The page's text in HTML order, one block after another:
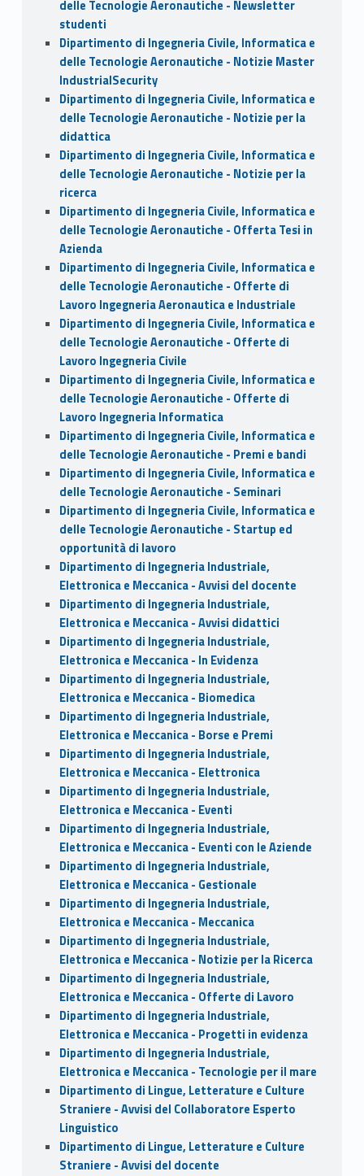
delle Tecnologie Aeronautiche - Newsletter
studenti
Dipartimento di Ingegneria Civile, Informatica e
delle Tecnologie Aeronautiche - Notizie Master
IndustrialSecurity
Dipartimento di Ingegneria Civile, Informatica e
delle Tecnologie Aeronautiche - Notizie per la
didattica
Dipartimento di Ingegneria Civile, Informatica e
delle Tecnologie Aeronautiche - Notizie per la
ricerca
Dipartimento di Ingegneria Civile, Informatica e
delle Tecnologie Aeronautiche - Offerta Tesi in
Azienda
Dipartimento di Ingegneria Civile, Informatica e
delle Tecnologie Aeronautiche - Offerte di
Lavoro Ingegneria Aeronautica e Industriale
Dipartimento di Ingegneria Civile, Informatica e
delle Tecnologie Aeronautiche - Offerte di
Lavoro Ingegneria Civile
Dipartimento di Ingegneria Civile, Informatica e
delle Tecnologie Aeronautiche - Offerte di
Lavoro Ingegneria Informatica
Dipartimento di Ingegneria Civile, Informatica e
delle Tecnologie Aeronautiche - Premi e bandi
Dipartimento di Ingegneria Civile, Informatica e
delle Tecnologie Aeronautiche - Seminari
Dipartimento di Ingegneria Civile, Informatica e
delle Tecnologie Aeronautiche - Startup ed
opportunità di lavoro
Dipartimento di Ingegneria Industriale,
Elettronica e Meccanica - Avvisi del docente
Dipartimento di Ingegneria Industriale,
Elettronica e Meccanica - Avvisi didattici
Dipartimento di Ingegneria Industriale,
Elettronica e Meccanica - In Evidenza
Dipartimento di Ingegneria Industriale,
Elettronica e Meccanica - Biomedica
Dipartimento di Ingegneria Industriale,
Elettronica e Meccanica - Borse e Premi
Dipartimento di Ingegneria Industriale,
Elettronica e Meccanica - Elettronica
Dipartimento di Ingegneria Industriale,
Elettronica e Meccanica - Eventi
Dipartimento di Ingegneria Industriale,
Elettronica e Meccanica - Eventi con le Aziende
Dipartimento di Ingegneria Industriale,
Elettronica e Meccanica - Gestionale
Dipartimento di Ingegneria Industriale,
Elettronica e Meccanica - Meccanica
Dipartimento di Ingegneria Industriale,
Elettronica e Meccanica - Notizie per la Ricerca
Dipartimento di Ingegneria Industriale,
Elettronica e Meccanica - Offerte di Lavoro
Dipartimento di Ingegneria Industriale,
Elettronica e Meccanica - Progetti in evidenza
Dipartimento di Ingegneria Industriale,
Elettronica e Meccanica - Tecnologie per il mare
Dipartimento di Lingue, Letterature e Culture
Straniere - Avvisi del Collaboratore Esperto
Linguistico
Dipartimento di Lingue, Letterature e Culture
Straniere - Avvisi del docente